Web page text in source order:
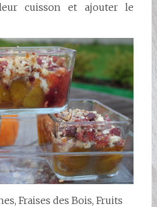
cuisson et ajouter le
Fraises des Bois, Fruits